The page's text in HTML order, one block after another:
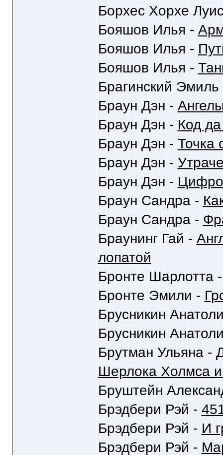
Борхес Хорхе
Бояшов Илья -
Бояшов Илья -
Бояшов Илья -
Брагинский
Браун Дэн -
Браун Дэн - Код
Браун Дэн - Точка
Браун Дэн -
Браун Дэн -
Браун Сандра -
Браун Сандра -
Браунинг Гай -
лопатой
Бронте Шарлотта
Бронте Эмили -
Брусникин
Брусникин
Брутман Ульяна -
Шерлока Холмса и
Бруштейн
Брэдбери Рэй -
Брэдбери Рэй - И
Брэдбери Рэй -